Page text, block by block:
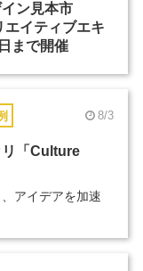
ン見本市
エイティブエキ
まで開催
8/3
「Culture
アイデアを加速